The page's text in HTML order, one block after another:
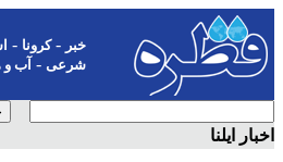
-کرونا-
شرعی-آب و هوا
ایلنا